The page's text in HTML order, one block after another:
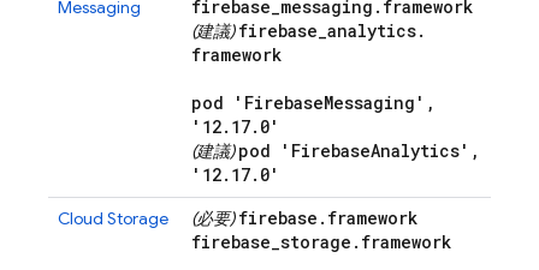
Messaging firebase_messaging . framework
(建議) firebase_analytics.
framework
pod 'FirebaseMessaging' ,
'12. 17. 0'
(建議) pod 'FirebaseAnalytics' ,
'12. 17. 0'
Cloud Storage (必要) firebase . framework
firebase_storage . framework